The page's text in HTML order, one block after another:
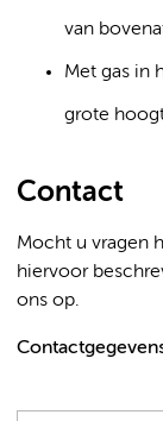
van
Met gas in
grote
Contact
Mocht u vragen
hiervoor
ons op.